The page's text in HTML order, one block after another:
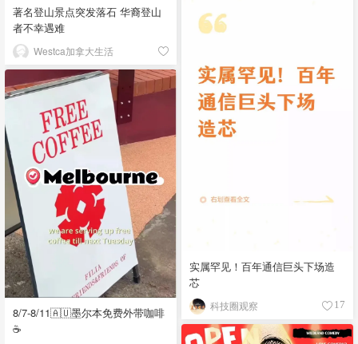
著名登山景点突发落石 华裔登山
者不幸遇难
Westca加拿大生活
实属罕见！百年通信巨头下场造
芯
科技圈观察 17
8/7-8/11🇦🇺墨尔本免费外带咖啡
☕